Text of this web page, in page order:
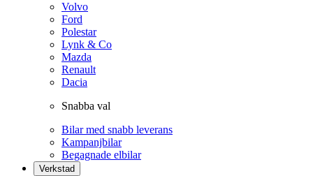
Volvo
Ford
Polestar
Lynk & Co
Mazda
Renault
Dacia
Snabba val
Bilar med snabb leverans
Kampanjbilar
Begagnade elbilar
Verkstad